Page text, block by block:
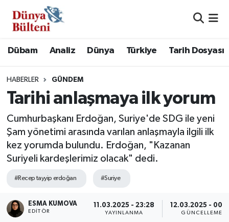
Dübam Analiz Dünya Türkiye Tarih Dosyası
HABERLER GÜNDEM
Tarihi anlaşmaya ilk yorum
Cumhurbaşkanı Erdoğan, Suriye'de SDG ile yeni
Şam yönetimi arasında varılan anlaşmayla ilgili ilk
kez yorumda bulundu. Erdoğan, "Kazanan
Suriyeli kardeşlerimiz olacak" dedi.
#Recep tayyip erdoğan #Suriye
ESMA KUMOVA
EDITÖR
11.03.2025 - 23:28
YAYINLANMA
12.03.2025 -
GÜNCELLEME
Hava Durumu
Namaz Vakitleri
Trafik Durumu
Süper Lig Puan Durumu ve Fikstür